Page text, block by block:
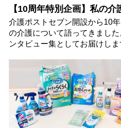
【10周年特別企画】私の介
介護ポストセブン開設から10
の介護について語ってきまし
ンタビュー集としてお届けしま